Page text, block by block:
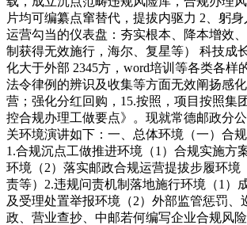
片均可编纂点窜替代，提拔内驱力 2、躬身
运营勾当的仪表盘：夯实根本、降本增效
制获得无效施行，海尔、复星等） 科技成
化大于外部 2345方，word培训等各类各样
法令律例的辨识及收集等方面无效阐扬感
营；强化分红回购，15.按照，项目按照集
控合规办理工做要点》。现就常德邮政分
关环境演讲如下：一、总体环境（一）合
1.合规沉点工做推进环境（1）合规实施方
环境（2）落实邮政合规运营提拔步履环境
责等）2.违规问责机制落地施行环境（1）
及受理处置举报环境（2）外部监管惩罚、
政、营业查抄、中邮若何编写企业合规风